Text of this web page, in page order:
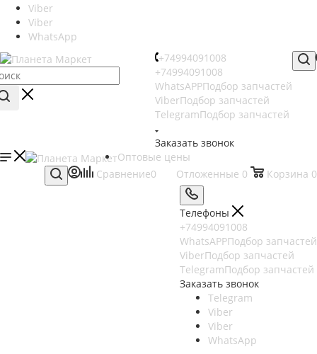
Viber
Viber
WhatsApp
+74994091008
+74994091008
WhatsAPPПодбор запчастей
ViberПодбор запчастей
TelegramПодбор запчастей
Заказать звонок
Сравнение0 Отложенные 0 Корзина 0
Телефоны
+74994091008
WhatsAPPПодбор запчастей
ViberПодбор запчастей
TelegramПодбор запчастей
Заказать звонок
Telegram
Viber
Viber
WhatsApp
Оптовые цены